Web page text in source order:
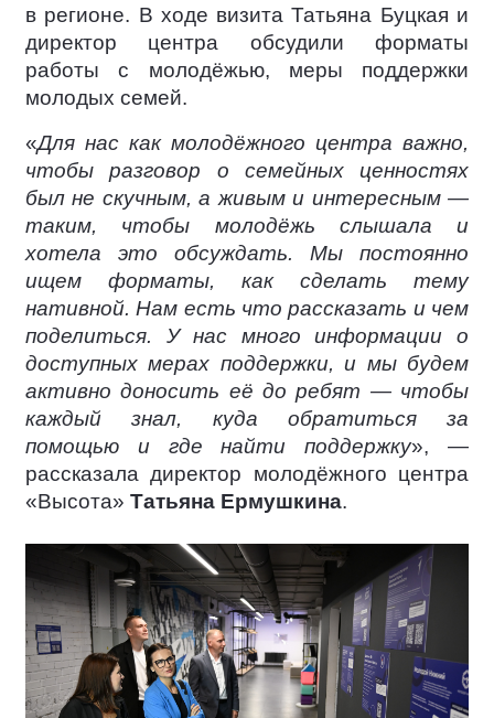
в регионе. В ходе визита Татьяна Буцкая и
директор центра обсудили форматы
работы с молодёжью, меры поддержки
молодых семей.
«Для нас как молодёжного центра важно,
чтобы разговор о семейных ценностях
был не скучным, а живым и интересным —
таким, чтобы молодёжь слышала и
хотела это обсуждать. Мы постоянно
ищем форматы, как сделать тему
нативной. Нам есть что рассказать и чем
поделиться. У нас много информации о
доступных мерах поддержки, и мы будем
активно доносить её до ребят — чтобы
каждый знал, куда обратиться за
помощью и где найти поддержку», —
рассказала директор молодёжного центра
«Высота» Татьяна Ермушкина.